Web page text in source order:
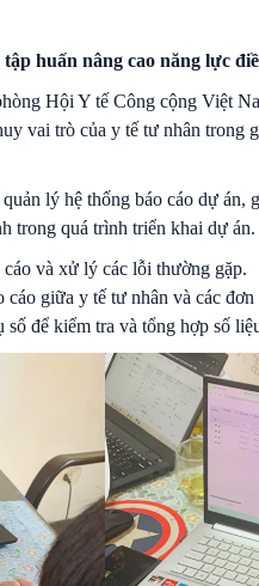
huấn nâng cao năng lực
Hội Y tế Công cộng Việt
vai trò của y tế tư nhân trong
lý hệ thống báo cáo dự
trong quá trình triển khai dự
và xử lý các lỗi thường gặp.
giữa y tế tư nhân và các
để kiểm tra và tổng hợp số